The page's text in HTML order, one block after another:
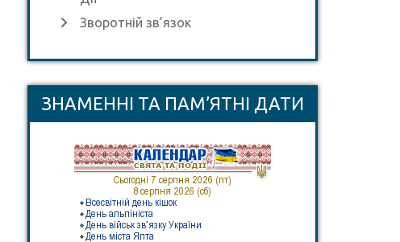
Зворотній зв’язок
ЗНАМЕННІ ТА ПАМ’ЯТНІ ДАТИ